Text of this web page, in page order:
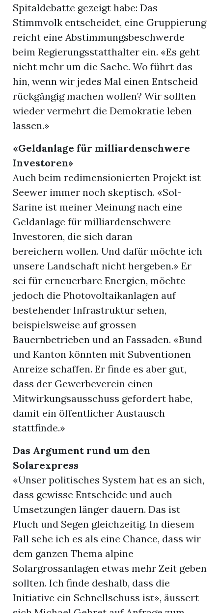
Spitaldebatte gezeigt habe: Das
Stimmvolk entscheidet, eine Gruppierung
reicht eine Abstimmungsbeschwerde
beim Regierungsstatthalter ein. «Es geht
nicht mehr um die Sache. Wo führt das
hin, wenn wir jedes Mal einen Entscheid
rückgängig machen wollen? Wir sollten
wieder vermehrt die Demokratie leben
lassen.»
«Geldanlage für milliardenschwere
Investoren»
Auch beim redimensionierten Projekt ist
Seewer immer noch skeptisch. «Sol-
Sarine ist meiner Meinung nach eine
Geldanlage für milliardenschwere
Investoren, die sich daran
bereichern wollen. Und dafür möchte ich
unsere Landschaft nicht hergeben.» Er
sei für erneuerbare Energien, möchte
jedoch die Photovoltaikanlagen auf
bestehender Infrastruktur sehen,
beispielsweise auf grossen
Bauernbetrieben und an Fassaden. «Bund
und Kanton könnten mit Subventionen
Anreize schaffen. Er finde es aber gut,
dass der Gewerbeverein einen
Mitwirkungsausschuss gefordert habe,
damit ein öffentlicher Austausch
stattfinde.»
Das Argument rund um den
Solarexpress
«Unser politisches System hat es an sich,
dass gewisse Entscheide und auch
Umsetzungen länger dauern. Das ist
Fluch und Segen gleichzeitig. In diesem
Fall sehe ich es als eine Chance, dass wir
dem ganzen Thema alpine
Solargrossanlagen etwas mehr Zeit geben
sollten. Ich finde deshalb, dass die
Initiative ein Schnellschuss ist», äussert